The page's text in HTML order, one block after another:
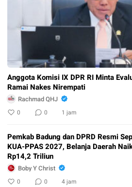
Anggota Komisi IX DPR RI Minta
Ramai Nakes Nirempati
Rachmad QHJ
0 0 1 jam
Pemkab Badung dan DPRD Resmi
KUA-PPAS 2027, Belanja Daerah
Rp14,2 Triliun
Boby Y Christ
0 0 4 jam